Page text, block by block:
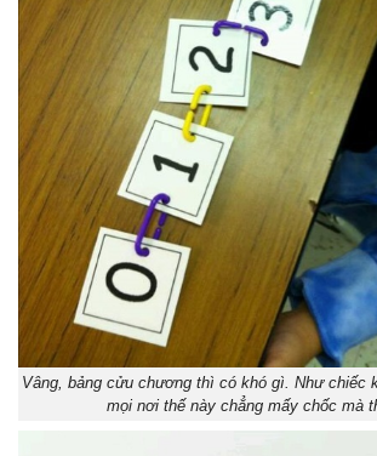
Vâng, bảng cửu chương thì có khó gì. Như chiếc
mọi nơi thế này chẳng mấy chốc mà